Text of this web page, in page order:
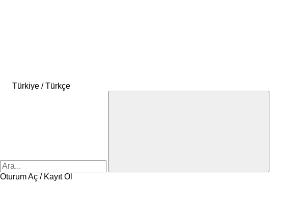
Türkiye / Türkçe
Oturum Aç / Kayıt Ol